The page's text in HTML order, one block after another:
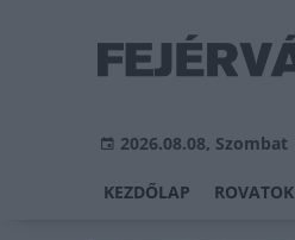
2026.08.08, Szombat
KEZDŐLAP ROVATOK